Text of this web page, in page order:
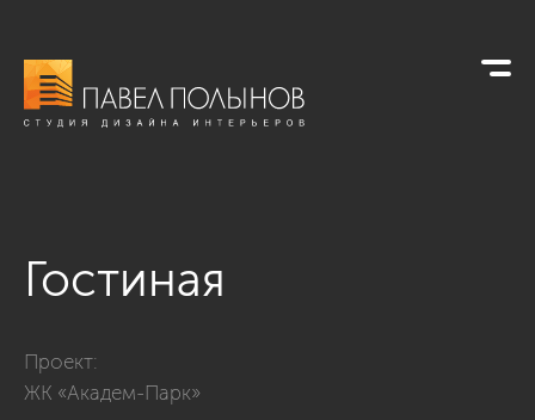
Гостиная
Проект:
ЖК «Академ-Парк»